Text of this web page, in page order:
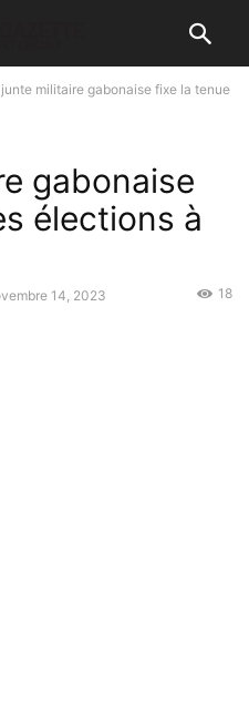
militaire gabonaise fixe la tenue
gabonaise
élections à
14, 2023 18